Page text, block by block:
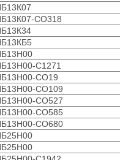
СО318
С1271
СО19
СО109
СО527
СО585
СО680